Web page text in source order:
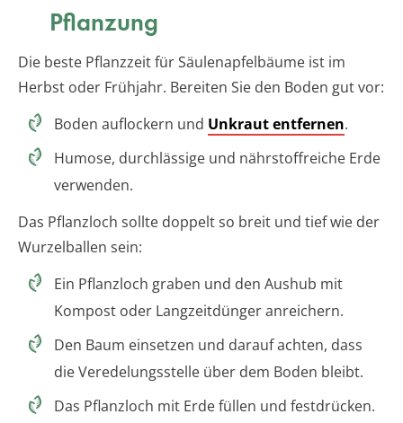
Pflanzung
Die beste Pflanzzeit für Säulenapfelbäume ist im
Herbst oder Frühjahr. Bereiten Sie den Boden gut vor:
Boden auflockern und Unkraut entfernen.
Humose, durchlässige und nährstoffreiche Erde
verwenden.
Das Pflanzloch sollte doppelt so breit und tief wie der
Wurzelballen sein:
Ein Pflanzloch graben und den Aushub mit
Kompost oder Langzeitdünger anreichern.
Den Baum einsetzen und darauf achten, dass
die Veredelungsstelle über dem Boden bleibt.
Das Pflanzloch mit Erde füllen und festdrücken.